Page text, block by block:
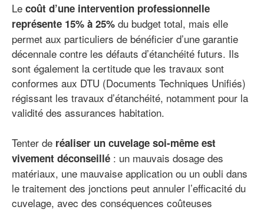
Le coût d’une intervention professionnelle
représente 15% à 25% du budget total, mais elle
permet aux particuliers de bénéficier d’une garantie
décennale contre les défauts d’étanchéité futurs. Ils
sont également la certitude que les travaux sont
conformes aux DTU (Documents Techniques Unifiés)
régissant les travaux d’étanchéité, notamment pour la
validité des assurances habitation.
Tenter de réaliser un cuvelage soi-même est
vivement déconseillé : un mauvais dosage des
matériaux, une mauvaise application ou un oubli dans
le traitement des jonctions peut annuler l’efficacité du
cuvelage, avec des conséquences coûteuses